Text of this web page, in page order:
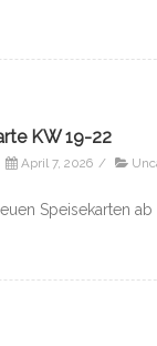
KW 19-22
April 7, 2026 /
Speisekarten